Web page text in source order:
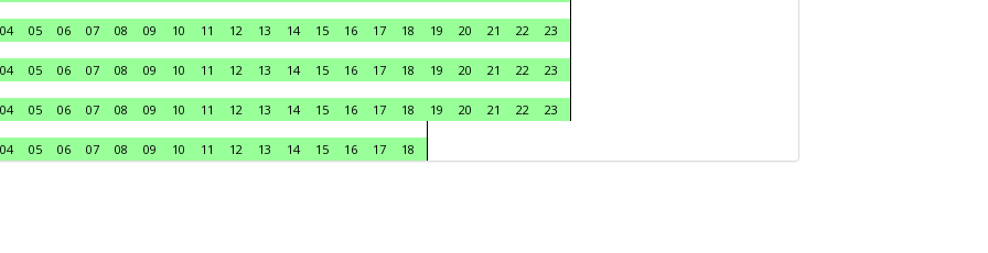
04 05 06 07 08 09 10 11 12 13 14 15 16 17 18 19 20 21 22 23
04 05 06 07 08 09 10 11 12 13 14 15 16 17 18 19 20 21 22 23
04 05 06 07 08 09 10 11 12 13 14 15 16 17 18 19 20 21 22 23
04 05 06 07 08 09 10 11 12 13 14 15 16 17 18